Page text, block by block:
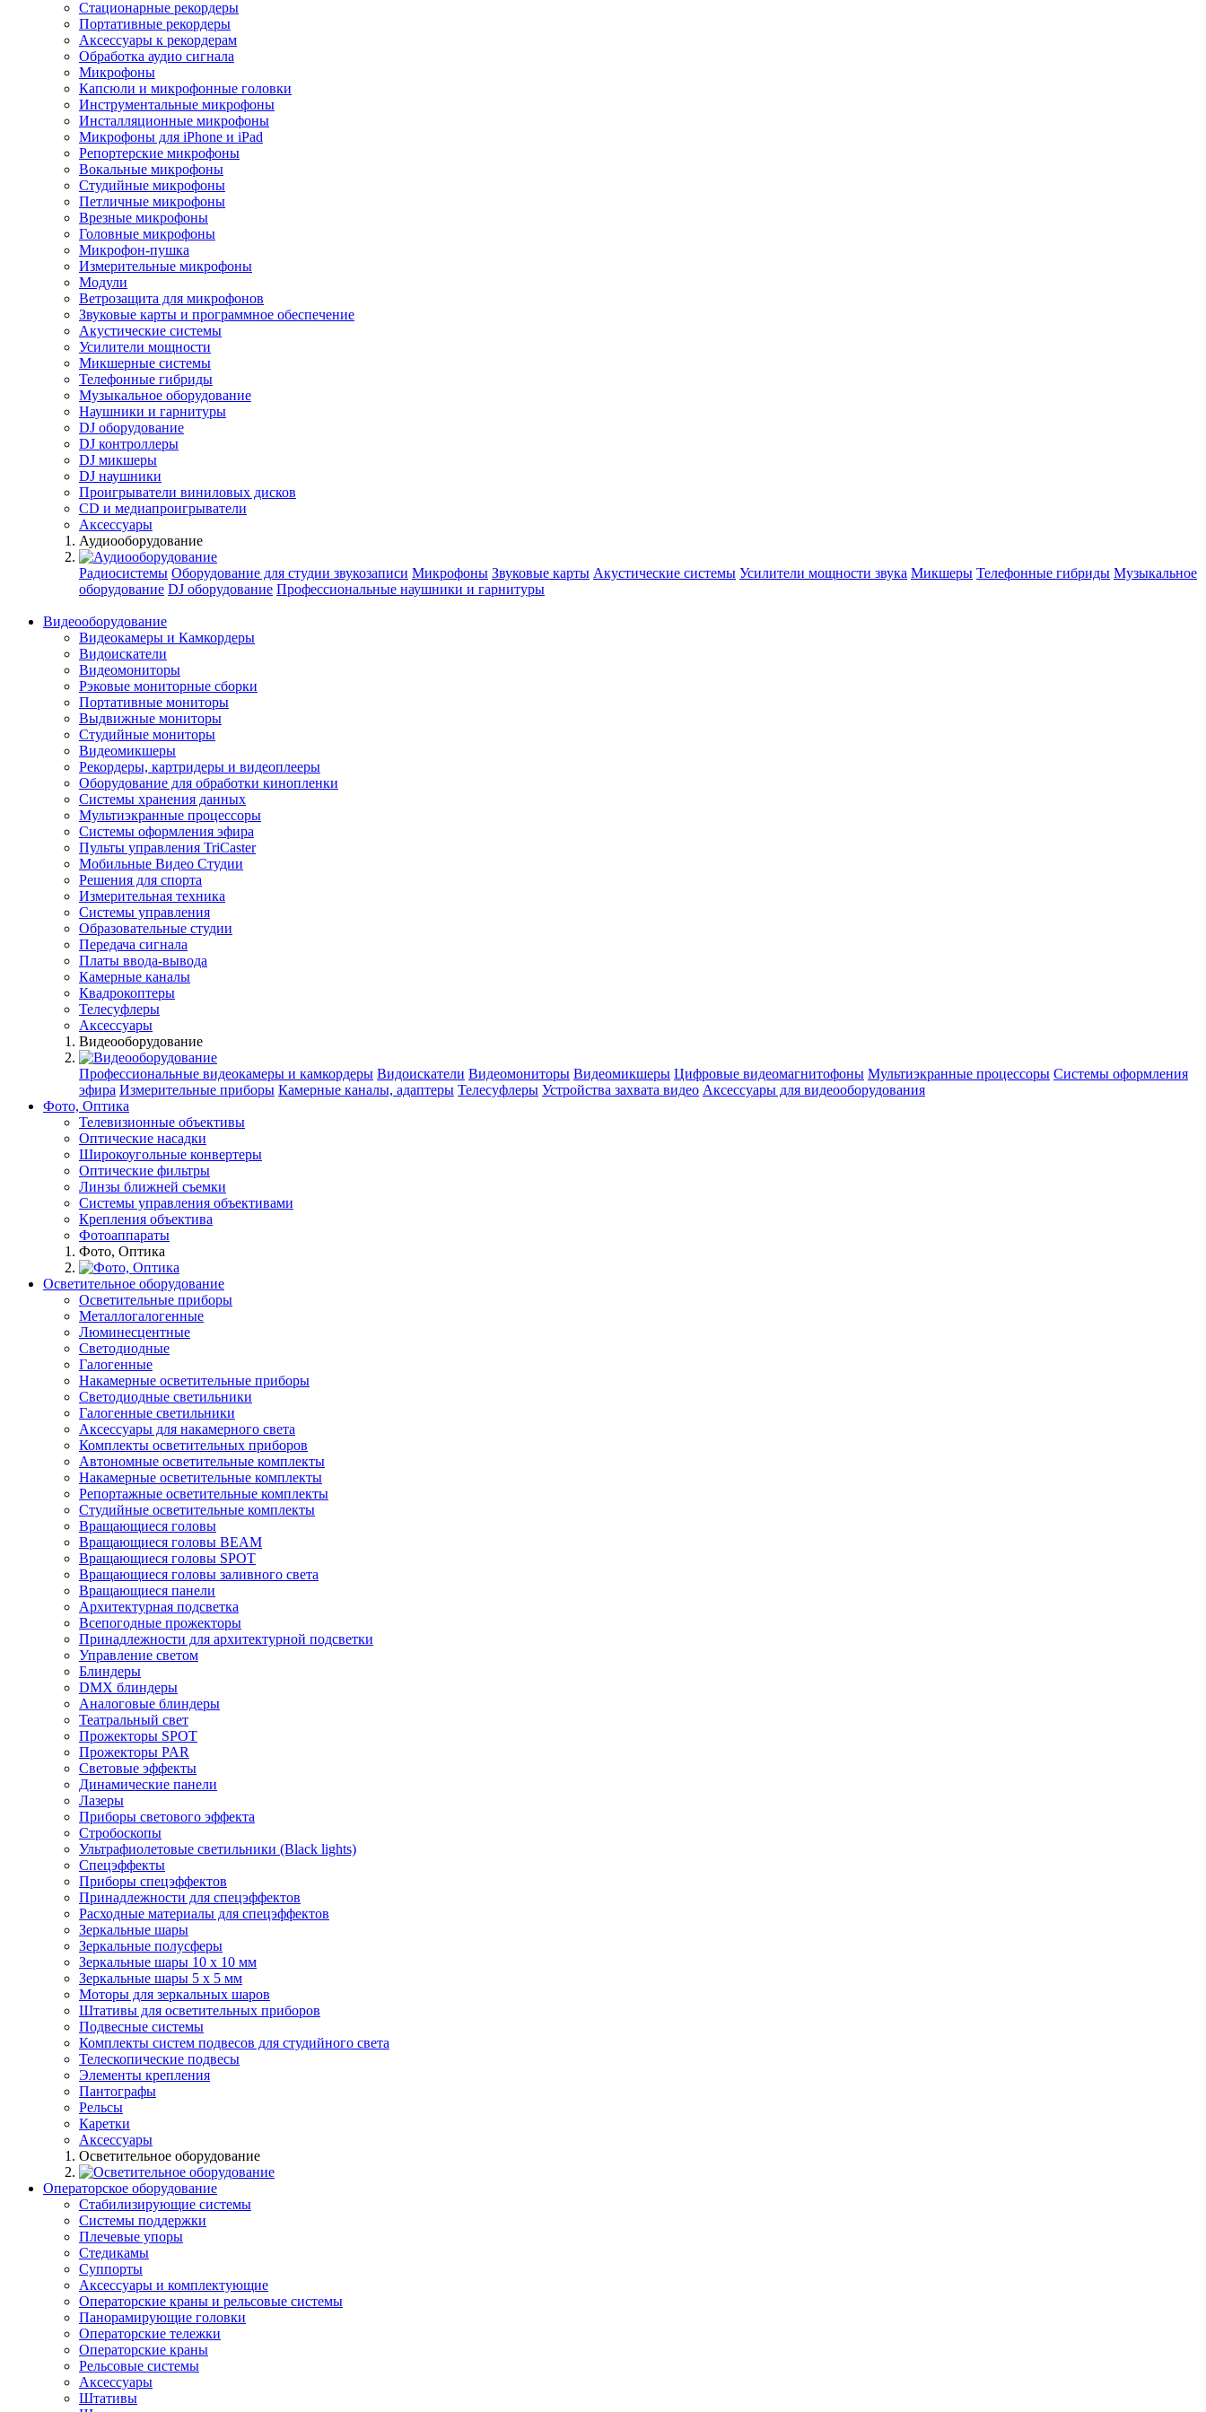
Стационарные рекордеры
Портативные рекордеры
Аксессуары к рекордерам
Обработка аудио сигнала
Микрофоны
Капсюли и микрофонные головки
Инструментальные микрофоны
Инсталляционные микрофоны
Микрофоны для iPhone и iPad
Репортерские микрофоны
Вокальные микрофоны
Студийные микрофоны
Петличные микрофоны
Врезные микрофоны
Головные микрофоны
Микрофон-пушка
Измерительные микрофоны
Модули
Ветрозащита для микрофонов
Звуковые карты и программное обеспечение
Акустические системы
Усилители мощности
Микшерные системы
Телефонные гибриды
Музыкальное оборудование
Наушники и гарнитуры
DJ оборудование
DJ контроллеры
DJ микшеры
DJ наушники
Проигрыватели виниловых дисков
СD и медиапроигрыватели
Аксессуары
Аудиооборудование
Радиосистемы Оборудование для студии звукозаписи Микрофоны Звуковые карты Акустические системы Усилители мощности звука Микшеры Телефонные гибриды Музыкальное
оборудование DJ оборудование Профессиональные наушники и гарнитуры
Видеооборудование
Видеокамеры и Камкордеры
Видоискатели
Видеомониторы
Рэковые мониторные сборки
Портативные мониторы
Выдвижные мониторы
Студийные мониторы
Видеомикшеры
Рекордеры, картридеры и видеоплееры
Оборудование для обработки кинопленки
Системы хранения данных
Мультиэкранные процессоры
Системы оформления эфира
Пульты управления TriCaster
Мобильные Видео Студии
Решения для спорта
Измерительная техника
Системы управления
Образовательные студии
Передача сигнала
Платы ввода-вывода
Камерные каналы
Квадрокоптеры
Телесуфлеры
Аксессуары
Видеооборудование
Профессиональные видеокамеры и камкордеры Видоискатели Видеомониторы Видеомикшеры Цифровые видеомагнитофоны Мультиэкранные процессоры Системы оформления
эфира Измерительные приборы Камерные каналы, адаптеры Телесуфлеры Устройства захвата видео Аксессуары для видеооборудования
Фото, Оптика
Телевизионные объективы
Оптические насадки
Широкоугольные конвертеры
Оптические фильтры
Линзы ближней съемки
Системы управления объективами
Крепления объектива
Фотоаппараты
Фото, Оптика
Осветительное оборудование
Осветительные приборы
Металлогалогенные
Люминесцентные
Светодиодные
Галогенные
Накамерные осветительные приборы
Светодиодные светильники
Галогенные светильники
Аксессуары для накамерного света
Комплекты осветительных приборов
Автономные осветительные комплекты
Накамерные осветительные комплекты
Репортажные осветительные комплекты
Студийные осветительные комплекты
Вращающиеся головы
Вращающиеся головы BEAM
Вращающиеся головы SPOT
Вращающиеся головы заливного света
Вращающиеся панели
Архитектурная подсветка
Всепогодные прожекторы
Принадлежности для архитектурной подсветки
Управление светом
Блиндеры
DMX блиндеры
Аналоговые блиндеры
Театральный свет
Прожекторы SPOT
Прожекторы PAR
Световые эффекты
Динамические панели
Лазеры
Приборы светового эффекта
Стробоскопы
Ультрафиолетовые светильники (Black lights)
Спецэффекты
Приборы спецэффектов
Принадлежности для спецэффектов
Расходные материалы для спецэффектов
Зеркальные шары
Зеркальные полусферы
Зеркальные шары 10 х 10 мм
Зеркальные шары 5 х 5 мм
Моторы для зеркальных шаров
Штативы для осветительных приборов
Подвесные системы
Комплекты систем подвесов для студийного света
Телескопические подвесы
Элементы крепления
Пантографы
Рельсы
Каретки
Аксессуары
Осветительное оборудование
Операторское оборудование
Стабилизирующие системы
Системы поддержки
Плечевые упоры
Стедикамы
Суппорты
Аксессуары и комплектующие
Операторские краны и рельсовые системы
Панорамирующие головки
Операторские тележки
Операторские краны
Рельсовые системы
Аксессуары
Штативы